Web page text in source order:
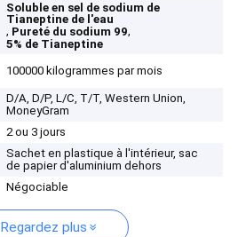
Soluble en sel de sodium de
Tianeptine de l'eau
, Pureté du sodium 99,
5% de Tianeptine
100000 kilogrammes par mois
D/A, D/P, L/C, T/T, Western Union,
MoneyGram
2 ou 3 jours
Sachet en plastique à l'intérieur, sac
de papier d'aluminium dehors
Négociable
Regardez plus